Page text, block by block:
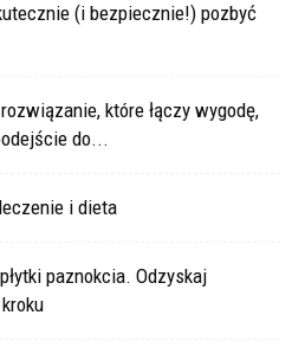
(i bezpiecznie!) pozbyć
które łączy wygodę,
do...
i dieta
paznokcia. Odzyskaj